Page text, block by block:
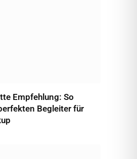
Empfehlung: So
Begleiter für